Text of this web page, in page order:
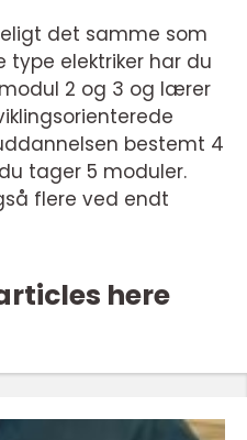
det samme som
type elektriker har du
2 og 3 og lærer
bestemt 4
tager 5 moduler.
flere ved endt
here